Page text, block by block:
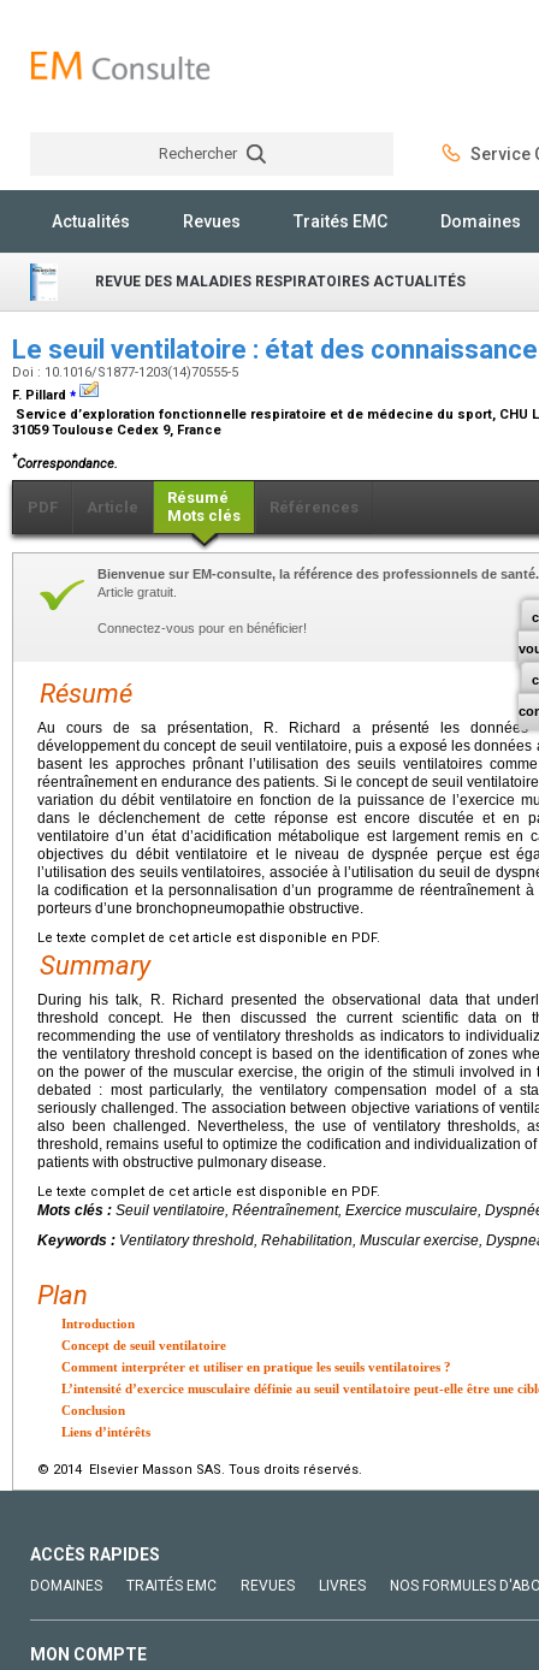
Rechercher Service
Actualités Revues Traités EMC Domaines
REVUE DES MALADIES RESPIRATOIRES ACTUALITÉS
Le seuil ventilatoire : état des
Doi : 10.1016/S1877-1203(14)70555-5
F. Pillard ⁎
Service d’exploration fonctionnelle respiratoire et de médecine du sport, CHU
31059 Toulouse Cedex 9, France
*Correspondance.
PDF Article
Résumé
Mots clés
Références
Bienvenue sur EM-consulte, la référence des professionnels de santé.
Article gratuit.
Connectez-vous pour en bénéficier!
Résumé
Au cours de sa présentation, R. Richard a présenté les données
développement du concept de seuil ventilatoire, puis a exposé les
basent les approches prônant l’utilisation des seuils ventilatoires
réentraînement en endurance des patients. Si le concept de seuil
variation du débit ventilatoire en fonction de la puissance de l’exercice
dans le déclenchement de cette réponse est encore discutée et en
ventilatoire d’un état d’acidification métabolique est largement remis en
objectives du débit ventilatoire et le niveau de dyspnée perçue est
l’utilisation des seuils ventilatoires, associée à l’utilisation du seuil de
la codification et la personnalisation d’un programme de réentraînement
porteurs d’une bronchopneumopathie obstructive.
Le texte complet de cet article est disponible en PDF.
Summary
During his talk, R. Richard presented the observational data that
threshold concept. He then discussed the current scientific data on
recommending the use of ventilatory thresholds as indicators to
the ventilatory threshold concept is based on the identification of zones
on the power of the muscular exercise, the origin of the stimuli involved
debated : most particularly, the ventilatory compensation model of a
seriously challenged. The association between objective variations of
also been challenged. Nevertheless, the use of ventilatory thresholds,
threshold, remains useful to optimize the codification and individualization
patients with obstructive pulmonary disease.
Le texte complet de cet article est disponible en PDF.
Mots clés : Seuil ventilatoire, Réentraînement, Exercice musculaire,
Keywords : Ventilatory threshold, Rehabilitation, Muscular exercise,
Plan
Introduction
Concept de seuil ventilatoire
Comment interpréter et utiliser en pratique les seuils ventilatoires ?
L’intensité d’exercice musculaire définie au seuil ventilatoire peut-elle être une
Conclusion
Liens d’intérêts
© 2014 Elsevier Masson SAS. Tous droits réservés.
ACCÈS RAPIDES
DOMAINES TRAITÉS EMC REVUES LIVRES NOS FORMULES
MON COMPTE